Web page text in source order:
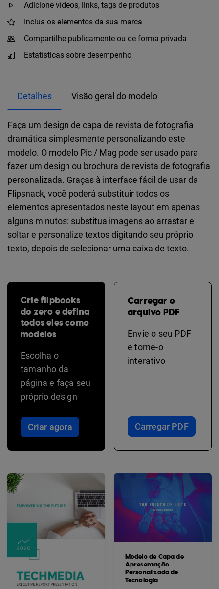
Adicione vídeos, links, tags de produtos
Inclua os elementos da sua marca
Compartilhe publicamente ou de forma privada
Estatísticas sobre desempenho
Detalhes Visão geral do modelo
Faça um design de capa de revista de fotografia
dramática simplesmente personalizando este
modelo. O modelo Pic / Mag pode ser usado para
fazer um design ou brochura de revista de fotografia
personalizada. Graças à interface fácil de usar da
Flipsnack, você poderá substituir todos os
elementos apresentados neste layout em apenas
alguns minutos: substitua imagens ao arrastar e
soltar e personalize textos digitando seu próprio
texto, depois de selecionar uma caixa de texto.
Crie flipbooks
do zero e defina
todos eles como
modelos
Escolha o
tamanho da
página e faça seu
próprio design
Criar agora
Carregar o
arquivo PDF
Envie o seu PDF
e torne-o
interativo
Carregar PDF
Modelo de Capa de
Apresentação
Personalizada de
Tecnologia